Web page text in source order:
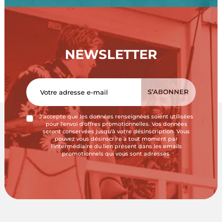
NEWSLETTER
J'accepte que les données renseignées soient utilisées
pour l'envoi d'offres promotionnelles. Vos données
seront conservées jusqu'à votre désinscription. Vous
pouvez vous désinscrire à tout moment par
l'intermédiaire du lien présent dans les emails
promotionnels qui vous sont adressés.